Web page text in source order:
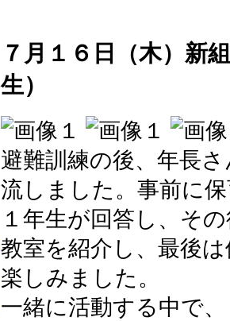
７月１６日（木）新
生）
避難訓練の後、年長
流しました。事前に
１年生が回答し、そ
教室を紹介し、最後
楽しみました。
一緒に活動する中で